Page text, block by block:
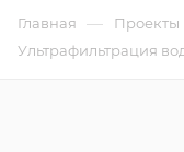
Главная — Проекты
Ультрафильтрация